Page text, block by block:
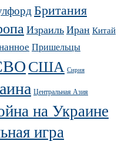
Британия
ИзраильИран Китай
Пришельцы
США Сирия
Центральная Азия
на Украине
игра